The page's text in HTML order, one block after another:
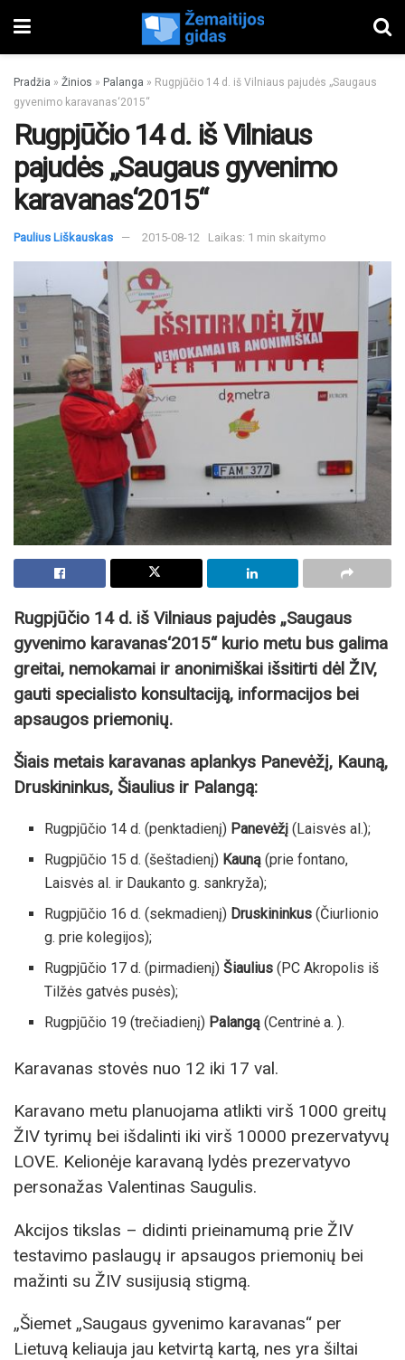
Pradžia » Žinios » Palanga » Rugpjūčio 14 d. iš Vilniaus pajudės „Saugaus
gyvenimo karavanas‘2015“
Rugpjūčio 14 d. iš Vilniaus
pajudės „Saugaus gyvenimo
karavanas‘2015“
Paulius Liškauskas 2015-08-12 Laikas: 1 min skaitymo
Rugpjūčio 14 d. iš Vilniaus pajudės „Saugaus
gyvenimo karavanas‘2015“ kurio metu bus galima
greitai, nemokamai ir anonimiškai išsitirti dėl ŽIV,
gauti specialisto konsultaciją, informacijos bei
apsaugos priemonių.
Šiais metais karavanas aplankys Panevėžį, Kauną,
Druskininkus, Šiaulius ir Palangą:
Rugpjūčio 14 d. (penktadienį) Panevėžį (Laisvės al.);
Rugpjūčio 15 d. (šeštadienį) Kauną(prie fontano,
Laisvės al. ir Daukanto g. sankryža);
Rugpjūčio 16 d. (sekmadienį) Druskininkus (Čiurlionio
g. prie kolegijos);
Rugpjūčio 17 d. (pirmadienį)Šiaulius (PC Akropolis iš
Tilžės gatvės pusės);
Rugpjūčio 19 (trečiadienį) Palangą (Centrinė a. ).
Karavanas stovės nuo 12 iki 17 val.
Karavano metu planuojama atlikti virš 1000 greitų
ŽIV tyrimų bei išdalinti iki virš 10000 prezervatyvų
LOVE. Kelionėje karavaną lydės prezervatyvo
personažas Valentinas Saugulis.
Akcijos tikslas – didinti prieinamumą prie ŽIV
testavimo paslaugų ir apsaugos priemonių bei
mažinti su ŽIV susijusią stigmą.
„Šiemet „Saugaus gyvenimo karavanas“ per
Lietuvą keliauja jau ketvirtą kartą, nes yra šiltai